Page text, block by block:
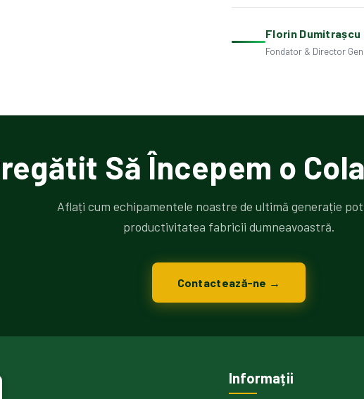
Florin Dumitrașcu
Fondator & Director
Să Începem o
Aflați cum echipamentele noastre de ultimă generație
productivitatea fabricii dumneavoastră.
Contactează-ne →
Informații